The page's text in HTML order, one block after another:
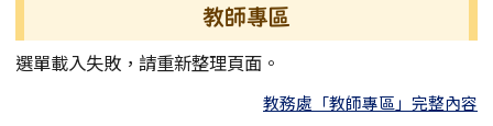
教師專區
選單載入失敗，請重新整理頁面。
教務處「教師專區」完整內容